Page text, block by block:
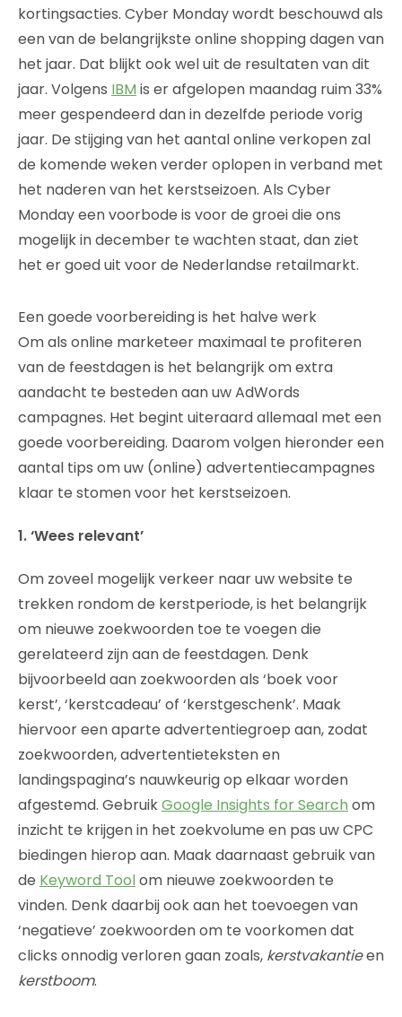
kortingsacties. Cyber Monday wordt beschouwd als
een van de belangrijkste online shopping dagen van
het jaar. Dat blijkt ook wel uit de resultaten van dit
jaar. Volgens IBM is er afgelopen maandag ruim 33%
meer gespendeerd dan in dezelfde periode vorig
jaar. De stijging van het aantal online verkopen zal
de komende weken verder oplopen in verband met
het naderen van het kerstseizoen. Als Cyber
Monday een voorbode is voor de groei die ons
mogelijk in december te wachten staat, dan ziet
het er goed uit voor de Nederlandse retailmarkt.
Een goede voorbereiding is het halve werk
Om als online marketeer maximaal te profiteren
van de feestdagen is het belangrijk om extra
aandacht te besteden aan uw AdWords
campagnes. Het begint uiteraard allemaal met een
goede voorbereiding. Daarom volgen hieronder een
aantal tips om uw (online) advertentiecampagnes
klaar te stomen voor het kerstseizoen.
1. ‘Wees relevant’
Om zoveel mogelijk verkeer naar uw website te
trekken rondom de kerstperiode, is het belangrijk
om nieuwe zoekwoorden toe te voegen die
gerelateerd zijn aan de feestdagen. Denk
bijvoorbeeld aan zoekwoorden als ‘boek voor
kerst’, ‘kerstcadeau’ of ‘kerstgeschenk’. Maak
hiervoor een aparte advertentiegroep aan, zodat
zoekwoorden, advertentieteksten en
landingspagina’s nauwkeurig op elkaar worden
afgestemd. GebruikGoogle Insights for Search om
inzicht te krijgen in het zoekvolume en pas uw CPC
biedingen hierop aan. Maak daarnaast gebruik van
de Keyword Toolom nieuwe zoekwoorden te
vinden. Denk daarbij ook aan het toevoegen van
‘negatieve’ zoekwoorden om te voorkomen dat
clicks onnodig verloren gaan zoals, kerstvakantieen
kerstboom.